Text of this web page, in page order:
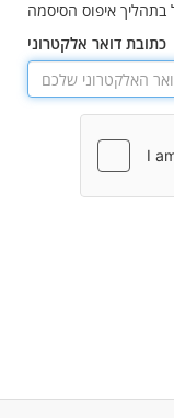
כתובת דואר אלקטרוני